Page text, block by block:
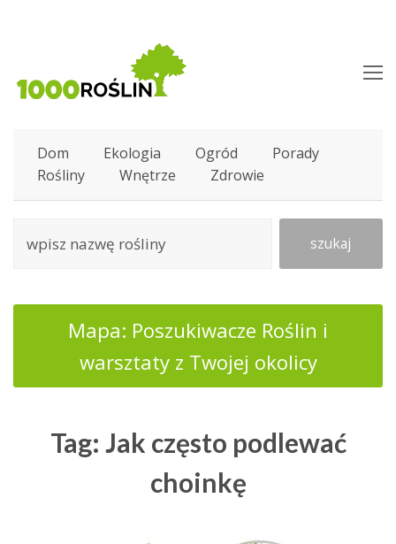
Dom Ekologia Ogród
Porady
Rośliny
Wnętrze Zdrowie
szukaj
Mapa: Poszukiwacze Roślin i
warsztaty z Twojej okolicy
Tag: Jak często podlewać
choinkę